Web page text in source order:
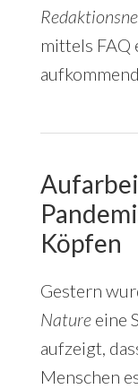
mittels FAQ
Köpfen
Gestern
Natureeine
aufzeigt,
Menschen